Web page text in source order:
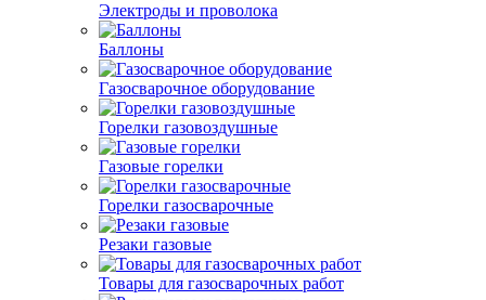
Электроды и проволока
Баллоны
Газосварочное оборудование
Горелки газовоздушные
Газовые горелки
Горелки газосварочные
Резаки газовые
Товары для газосварочных работ